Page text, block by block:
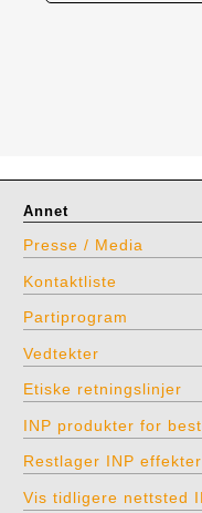
Annet
Presse / Media
Kontaktliste
Partiprogram
Vedtekter
Etiske retningslinjer
INP produkter for
Restlager INP effekter
Vis tidligere nettsted